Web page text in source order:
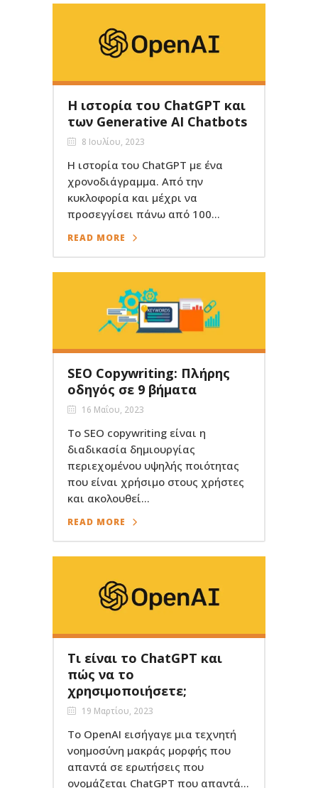
Η ιστορία του ChatGPT και
των Generative AI Chatbots
8 Ιουλίου, 2023
Η ιστορία του ChatGPT με ένα
χρονοδιάγραμμα. Από την
κυκλοφορία και μέχρι να
προσεγγίσει πάνω από 100...
READ MORE
SEO Copywriting: Πλήρης
οδηγός σε 9 βήματα
16 Μαΐου, 2023
Το SEO copywriting είναι η
διαδικασία δημιουργίας
περιεχομένου υψηλής ποιότητας
που είναι χρήσιμο στους χρήστες
και ακολουθεί...
READ MORE
Τι είναι το ChatGPT και
πώς να το
χρησιμοποιήσετε;
19 Μαρτίου, 2023
Το OpenAI εισήγαγε μια τεχνητή
νοημοσύνη μακράς μορφής που
απαντά σε ερωτήσεις που
ονομάζεται ChatGPT που απαντά...